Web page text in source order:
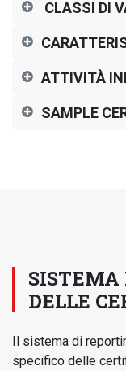
CLASSI DI
ATTIVITÀ
SAMPLE
SISTEMA
DELLE
Il sistema di
specifico delle